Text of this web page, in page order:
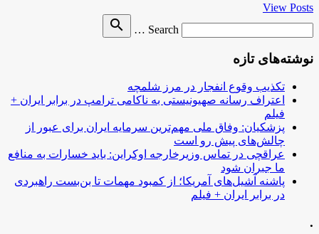
View Posts
Search …
search
نوشته‌های تازه
تکذیب وقوع انفجار در مرز شلمچه
اعتراف رسانه صهیونیستی به ناکامی ترامپ در برابر ایران +
فیلم
پزشکیان: وفاق ملی مهم‌ترین سرمایه ایران برای عبور از
چالش‌های پیش رو است
عراقچی در تماس وزیرخارجه اوکراین: باید خسارات به منافع
ما جبران شود
پاشنه آشیل‌های آمریکا؛ از کمبود مهمات تا بن‌بست راهبردی
در برابر ایران + فیلم
.